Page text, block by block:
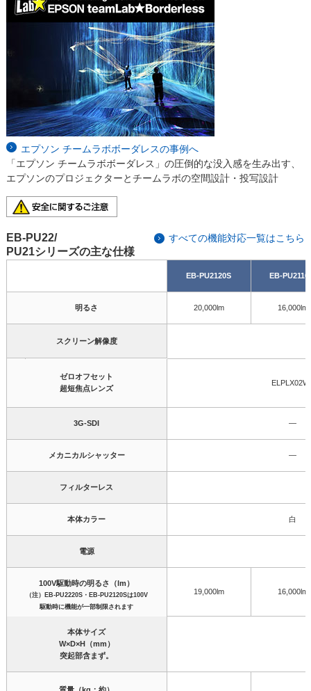
エプソン チームラボボーダレスの事例へ
「エプソン チームラボボーダレス」の圧倒的な没入感を生み出す、
エプソンのプロジェクターとチームラボの空間設計・投写設計
EB-PU22/
PU21シリーズの主な仕様
すべての機能対応一覧はこちら
EB-PU2120S EB-
明るさ 20,000lm 16,000lm
スクリーン解像度
ゼロオフセット
超短焦点レンズ
3G-SDI ―
メカニカルシャッター ―
フィルターレス
本体カラー 白
電源
100V駆動時の明るさ（lm）
（注）EB-PU2220S・EB-PU2120Sは100V
駆動時に機能が一部制限されます
19,000lm 16,000lm
本体サイズ
W×D×H（mm）
突起部含まず。